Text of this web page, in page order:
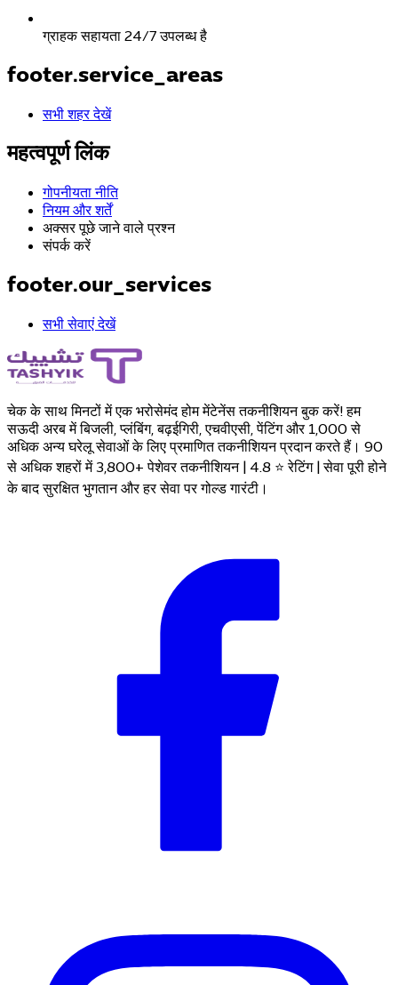
ग्राहक सहायता 24/7 उपलब्ध है
footer.service_areas
सभी शहर देखें
महत्वपूर्ण लिंक
गोपनीयता नीति
नियम और शर्तें
अक्सर पूछे जाने वाले प्रश्न
संपर्क करें
footer.our_services
सभी सेवाएं देखें
चेक के साथ मिनटों में एक भरोसेमंद होम मेंटेनेंस तकनीशियन बुक करें! हम
सऊदी अरब में बिजली, प्लंबिंग, बढ़ईगिरी, एचवीएसी, पेंटिंग और 1,000 से
अधिक अन्य घरेलू सेवाओं के लिए प्रमाणित तकनीशियन प्रदान करते हैं। 90
से अधिक शहरों में 3,800+ पेशेवर तकनीशियन | 4.8 ⭐ रेटिंग | सेवा पूरी होने
के बाद सुरक्षित भुगतान और हर सेवा पर गोल्ड गारंटी।